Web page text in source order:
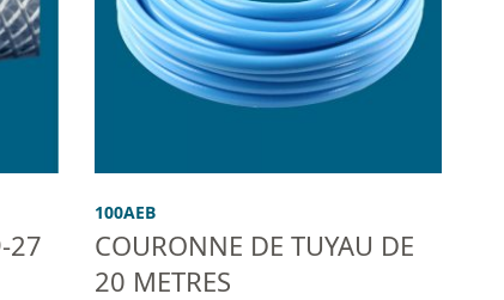
27
100AEB
COURONNE DE TUYAU DE
20 METRES